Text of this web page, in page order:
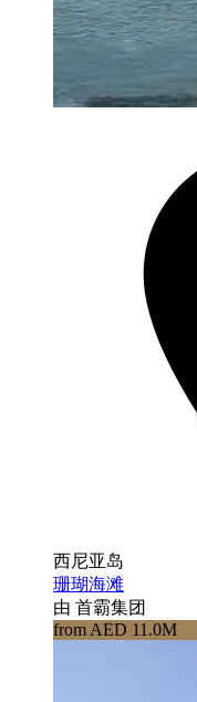
西尼亚岛
珊瑚海滩
由 首霸集团
from AED 11.0M